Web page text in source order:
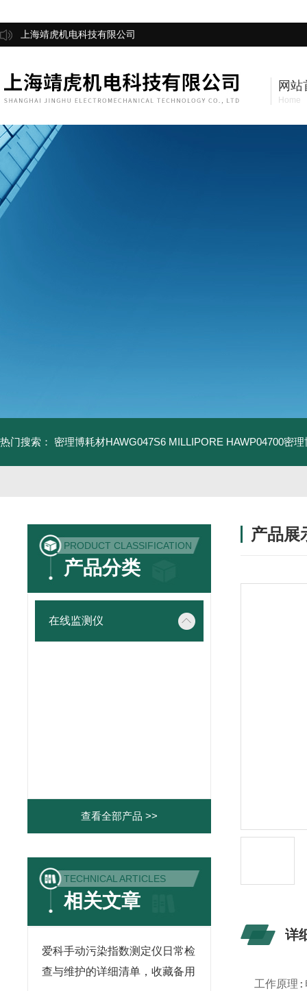
上海靖虎机电科技有限公司
网站
Home
热门搜索： 密理博耗材HAWG047S6 MILLIPORE HAWP04700密
PRODUCT CLASSIFICATION
产品分类
在线监测仪
查看全部产品 >>
TECHNICAL ARTICLES
相关文章
爱科手动污染指数测定仪日常检
查与维护的详细清单，收藏备用
产品展
详
工作原理: